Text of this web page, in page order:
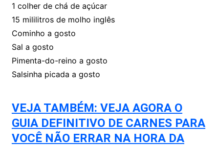
1 colher de chá de açúcar
15 mililitros de molho inglês
Cominho a gosto
Sal a gosto
Pimenta-do-reino a gosto
Salsinha picada a gosto
VEJA TAMBÉM: VEJA AGORA O
GUIA DEFINITIVO DE CARNES PARA
VOCÊ NÃO ERRAR NA HORA DA